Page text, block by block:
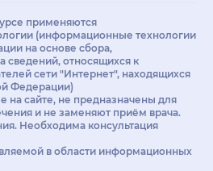
применяются
(информационные технологии
на основе сбора,
сведений, относящихся к
сети "Интернет", находящихся
Федерации)
сайте, не предназначены для
и не заменяют приём врача.
Необходима консультация
в области информационных